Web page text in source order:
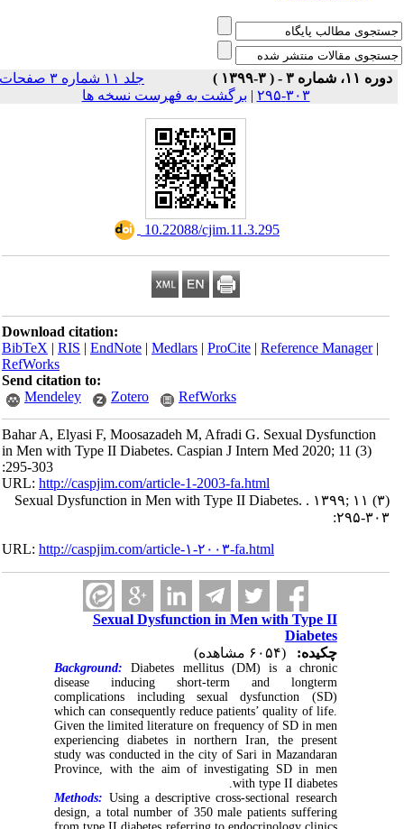
دوره ۱۱، شماره ۳ - ( ۳-۱۳۹۹ )
جلد ۱۱ شماره ۳ صفحات
۳۰۳-۲۹۵
|برگشت به فهرست نسخه ها
‎ 10.22088/cjim.11.3.295
Download citation:
BibTeX|RIS|EndNote|Medlars|ProCite|Reference Manager
RefWorks
Send citation to:
Mendeley
Zotero RefWorks
Bahar A, Elyasi F, Moosazadeh M, Afradi G. Sexual Dysfunction
in Men with Type II Diabetes. Caspian J Intern Med 2020; 11 (3)
:295-303
URL:http://caspjim.com/article-1-2003-fa.html
Sexual Dysfunction in Men with Type II Diabetes. . ۱۳۹۹; ۱۱ (۳)
:۲۹۵-۳۰۳
URL:http://caspjim.com/article-۱-۲۰۰۳-fa.html
Sexual Dysfunction in Men with Type II
Diabetes
چکیده:
Background:Diabetes mellitus (DM) is a chronic
disease inducing short-term and longterm
complications including sexual dysfunction (SD)
which can consequently reduce patients’ quality of life.
Given the limited literature on frequency of SD in men
experiencing diabetes in northern Iran, the present
study was conducted in the city of Sari in Mazandaran
Province, with the aim of investigating SD in men
with type II diabetes.
Methods:Using a descriptive cross-sectional research
design, a total number of 350 male patients suffering